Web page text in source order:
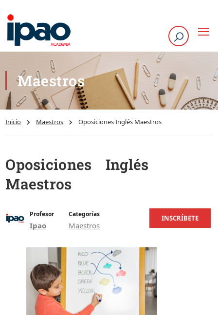
Maestros
Inicio Maestros Oposiciones Inglés Maestros
Oposiciones Inglés
Maestros
Profesor
Ipao
Categorías
Maestros
INSCRÍBETE